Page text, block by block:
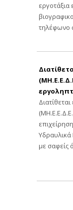
εργοτάξια
τηλέφωνο
με σαφείς